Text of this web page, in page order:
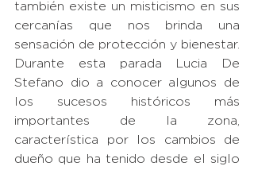
también existe un misticismo en sus
cercanías que nos brinda una
sensación de protección y bienestar.
Durante esta parada Lucia De
Stefano dio a conocer algunos de
los sucesos históricos más
importantes de la zona,
característica por los cambios de
dueño que ha tenido desde el siglo